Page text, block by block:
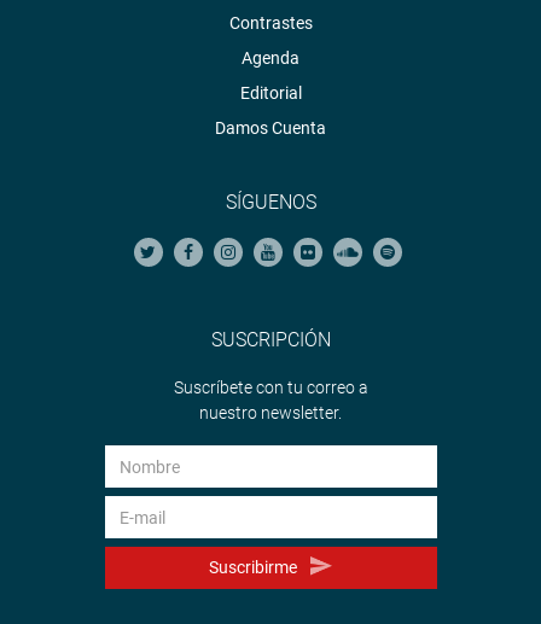
Contrastes
Agenda
Editorial
Damos Cuenta
SÍGUENOS
SUSCRIPCIÓN
Suscríbete con tu correo a
nuestro newsletter.
Suscribirme